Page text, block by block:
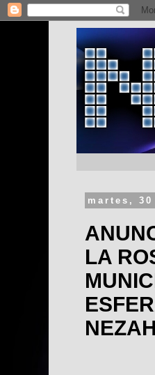
martes,
LA